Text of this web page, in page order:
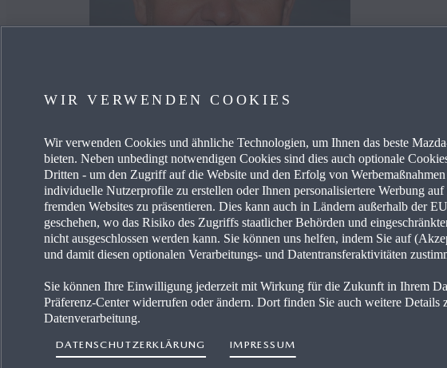
Markus Schildberger
Chef
schildberger@mazdahaendler.at
WIR VERWENDEN COOKIES
Wir verwenden Cookies und ähnliche Technologien, um Ihnen das beste
bieten. Neben unbedingt notwendigen Cookies sind dies auch optionale
Dritten - um den Zugriff auf die Website und den Erfolg von Werbemaßnahmen
individuelle Nutzerprofile zu erstellen oder Ihnen personalisiertere Werbung auf
fremden Websites zu präsentieren. Dies kann auch in Ländern außerhalb der
geschehen, wo das Risiko des Zugriffs staatlicher Behörden und
nicht ausgeschlossen werden kann. Sie können uns helfen, indem Sie auf
und damit diesen optionalen Verarbeitungs- und Datentransferaktivitäten
Sie können Ihre Einwilligung jederzeit mit Wirkung für die Zukunft in Ihrem
Präferenz-Center widerrufen oder ändern. Dort finden Sie auch weitere Details
Datenverarbeitung.
DATENSCHUTZERKLÄRUNG IMPRESSUM